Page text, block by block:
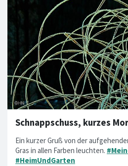
Schnappschuss, kurzes
Ein kurzer Gruß von der
Gras in allen Farben leuchten.
#HeimUndGarten